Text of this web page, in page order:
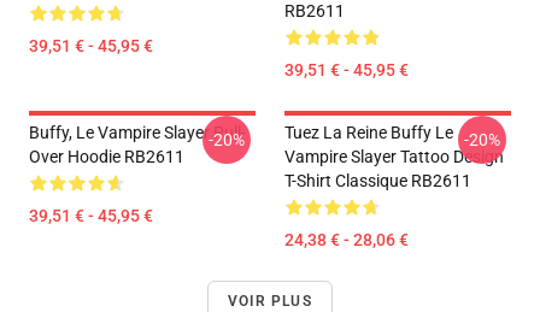
39,51 € - 45,95 €
RB2611
39,51 € - 45,95 €
Buffy, Le Vampire Slayer Pull-
Over Hoodie RB2611
39,51 € - 45,95 €
-20%
Tuez La Reine Buffy Le
Vampire Slayer Tattoo Design
T-Shirt Classique RB2611
24,38 € - 28,06 €
-20%
VOIR PLUS